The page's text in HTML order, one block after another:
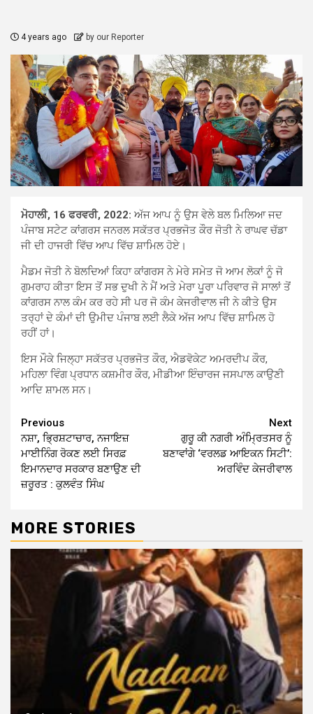
4 years ago by our Reporter
ਮੋਹਾਲੀ, 16 ਫਰਵਰੀ, 2022: ਅੱਜ ਆਪ ਨੂੰ ਉਸ ਵੇਲੇ ਬਲ ਮਿਲਿਆ ਜਦ
ਪੰਜਾਬ ਸਟੇਟ ਕਾਂਗਰਸ ਜਨਰਲ ਸਕੱਤਰ ਪ੍ਰਭਜੋਤ ਕੌਰ ਜੋਤੀ ਨੇ ਰਾਘਵ ਚੱਡਾ
ਜੀ ਦੀ ਹਾਜਰੀ ਵਿੱਚ ਆਪ ਵਿੱਚ ਸ਼ਾਮਿਲ ਹੋਏ।
ਮੈਡਮ ਜੋਤੀ ਨੇ ਬੋਲਦਿਆਂ ਕਿਹਾ ਕਾਂਗਰਸ ਨੇ ਮੇਰੇ ਸਮੇਤ ਜੋ ਆਮ ਲੋਕਾਂ ਨੂੰ ਜੋ
ਗੁਮਰਾਹ ਕੀਤਾ ਇਸ ਤੋਂ ਸਭ ਦੁਖੀ ਨੇ ਮੈਂ ਅਤੇ ਮੇਰਾ ਪੂਰਾ ਪਰਿਵਾਰ ਜੋ ਸਾਲਾਂ ਤੋਂ
ਕਾਂਗਰਸ ਨਾਲ ਕੰਮ ਕਰ ਰਹੇ ਸੀ ਪਰ ਜੋ ਕੰਮ ਕੇਜਰੀਵਾਲ ਜੀ ਨੇ ਕੀਤੇ ਉਸ
ਤਰ੍ਹਾਂ ਦੇ ਕੰਮਾਂ ਦੀ ਉਮੀਦ ਪੰਜਾਬ ਲਈ ਲੈਕੇ ਅੱਜ ਆਪ ਵਿੱਚ ਸ਼ਾਮਿਲ ਹੋ
ਰਹੀਂ ਹਾਂ।
ਇਸ ਮੌਕੇ ਜਿਲ੍ਹਾ ਸਕੱਤਰ ਪ੍ਰਭਜੋਤ ਕੌਰ, ਐਡਵੋਕੇਟ ਅਮਰਦੀਪ ਕੌਰ,
ਮਹਿਲਾ ਵਿੰਗ ਪ੍ਰਧਾਨ ਕਸ਼ਮੀਰ ਕੌਰ, ਮੀਡੀਆ ਇੰਚਾਰਜ ਜਸਪਾਲ ਕਾਉਣੀ
ਆਦਿ ਸ਼ਾਮਲ ਸਨ।
Continue
Reading
Previous
ਨਸ਼ਾ, ਭ੍ਰਿਸ਼ਟਾਚਾਰ, ਨਜਾਇਜ਼
ਮਾਈਨਿੰਗ ਰੋਕਣ ਲਈ ਸਿਰਫ਼
ਇਮਾਨਦਾਰ ਸਰਕਾਰ ਬਣਾਉਣ ਦੀ
ਜ਼ਰੂਰਤ : ਕੁਲਵੰਤ ਸਿੰਘ
Next
ਗੁਰੂ ਕੀ ਨਗਰੀ ਅੰਮ੍ਰਿਤਸਰ ਨੂੰ
ਬਣਾਵਾਂਗੇ ‘ਵਰਲਡ ਆਇਕਨ ਸਿਟੀ’:
ਅਰਵਿੰਦ ਕੇਜਰੀਵਾਲ
MORE STORIES